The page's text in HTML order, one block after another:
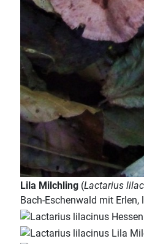
Lila Milchling (Lactarius
Bach-Eschenwald mit